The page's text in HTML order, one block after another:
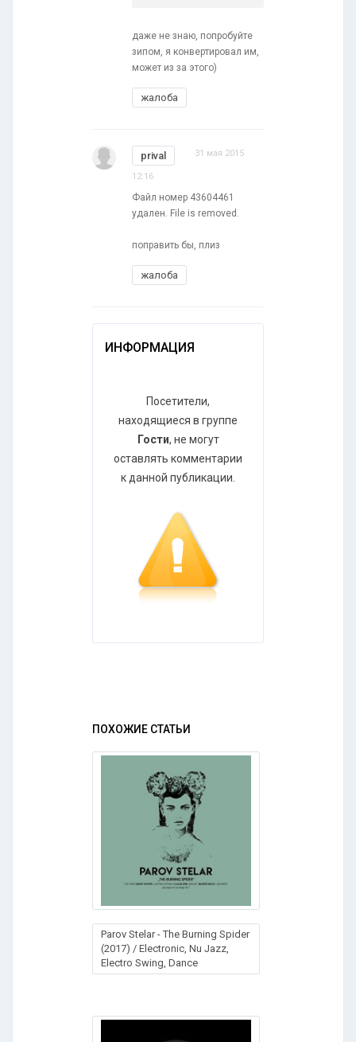
даже не знаю, попробуйте
зипом, я конвертировал им,
может из за этого)
жалоба
prival 31 мая 2015
12:16
Файл номер 43604461
удален. File is removed.
поправить бы, плиз
жалоба
ИНФОРМАЦИЯ
Посетители,
находящиеся в группе
Гости, не могут
оставлять комментарии
к данной публикации.
ПОХОЖИЕ СТАТЬИ
Parov Stelar - The Burning Spider
(2017) / Electronic, Nu Jazz,
Electro Swing, Dance